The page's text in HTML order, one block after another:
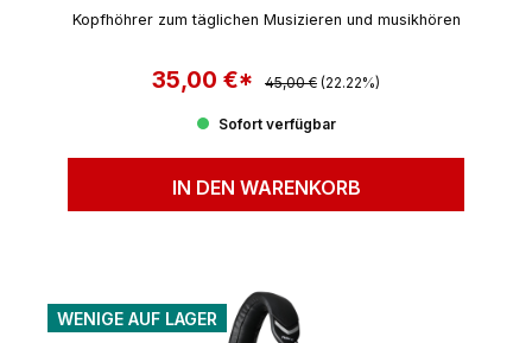
Kopfhöhrer zum täglichen Musizieren und musikhören
Verkaufspreis:
35,00 €* Regulärer Preis:
45,00 € (22.22%)
Sofort verfügbar
IN DEN WARENKORB
WENIGE AUF LAGER